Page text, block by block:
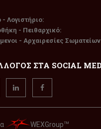
- Λογιστήριο:
- Πειθαρχικό:
- Αρχαιρεσίες
ΣΤΑ SOCIAL
WEXGroupTM